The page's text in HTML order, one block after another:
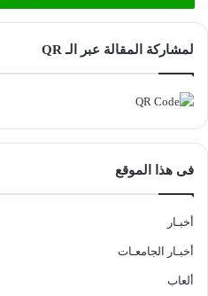
لمشاركة المقالة عبر الـ QR
فى هذا الموقع
أخبـار
أخبـار الجامعـات
ألعاب